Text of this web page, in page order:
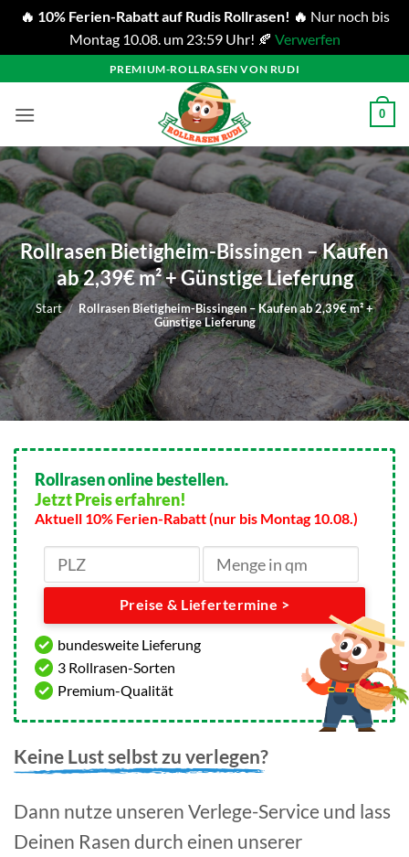
🔥 10% Ferien-Rabatt auf Rudis Rollrasen! 🔥 Nur noch bis
Montag 10.08. um 23:59 Uhr! 🍂 Verwerfen
Inhalt
springen
PREMIUM-ROLLRASEN VON RUDI
0
Rollrasen Bietigheim-Bissingen – Kaufen
ab 2,39€ m² + Günstige Lieferung
Start / Rollrasen Bietigheim-Bissingen – Kaufen ab 2,39€ m² +
Günstige Lieferung
Rollrasen online bestellen.
Jetzt Preis erfahren!
Aktuell 10% Ferien-Rabatt (nur bis Montag 10.08.)
Preise & Liefertermine >
bundesweite Lieferung
3 Rollrasen-Sorten
Premium-Qualität
Keine Lust selbst zu verlegen?
Dann nutze unseren Verlege-Service und lass
Deinen Rasen durch einen unserer